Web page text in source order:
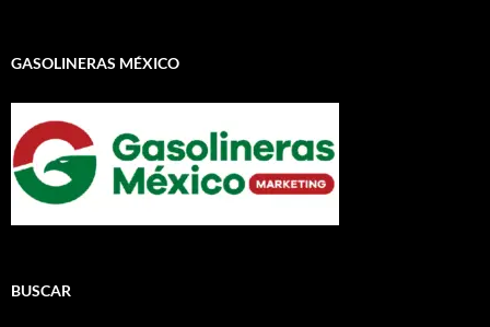
GASOLINERAS MÉXICO
BUSCAR